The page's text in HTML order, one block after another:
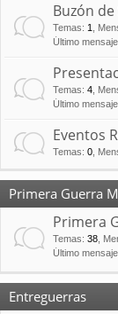
Buzón
Temas: 1
Último
Temas: 4
Último
Eventos
Temas: 0
Primera Guerra
Primera
Temas: 38
Último
Entreguerras